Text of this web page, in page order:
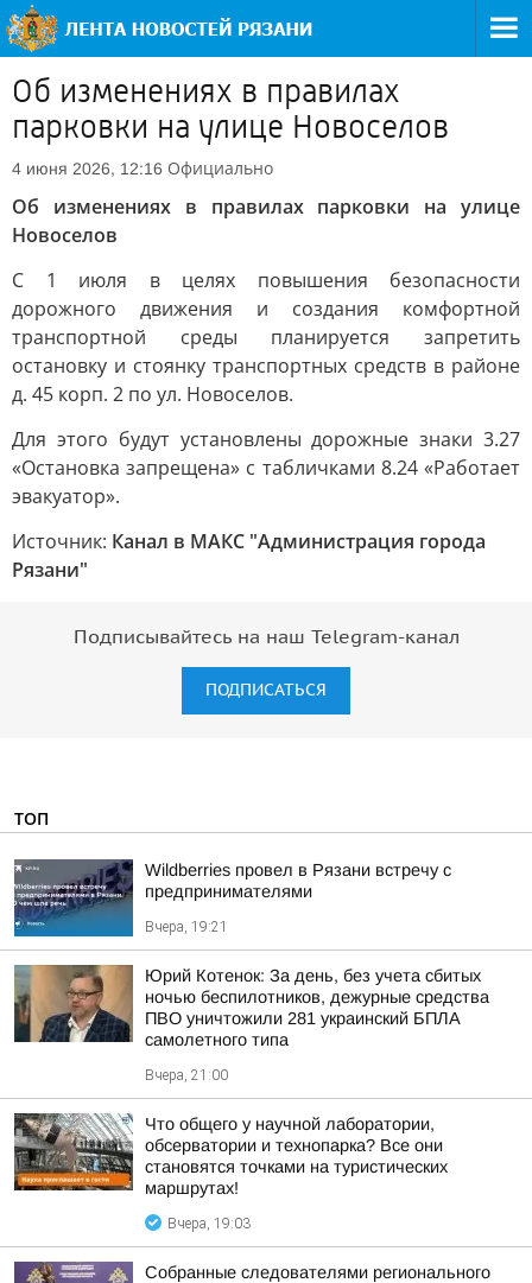
Об изменениях в правилах
парковки на улице Новоселов
4 июня 2026, 12:16 Официально
Об изменениях в правилах парковки на улице
Новоселов
С 1 июля в целях повышения безопасности
дорожного движения и создания комфортной
транспортной среды планируется запретить
остановку и стоянку транспортных средств в районе
д. 45 корп. 2 по ул. Новоселов.
Для этого будут установлены дорожные знаки 3.27
«Остановка запрещена» с табличками 8.24 «Работает
эвакуатор».
Источник: Канал в МАКС "Администрация города
Рязани"
Подписывайтесь на наш Telegram-канал
ПОДПИСАТЬСЯ
ТОП
Wildberries провел в Рязани встречу с
предпринимателями
Вчера, 19:21
Юрий Котенок: За день, без учета сбитых
ночью беспилотников, дежурные средства
ПВО уничтожили 281 украинский БПЛА
самолетного типа
Вчера, 21:00
Что общего у научной лаборатории,
обсерватории и технопарка? Все они
становятся точками на туристических
маршрутах!
Вчера, 19:03
Собранные следователями регионального